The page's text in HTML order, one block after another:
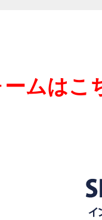
ムは